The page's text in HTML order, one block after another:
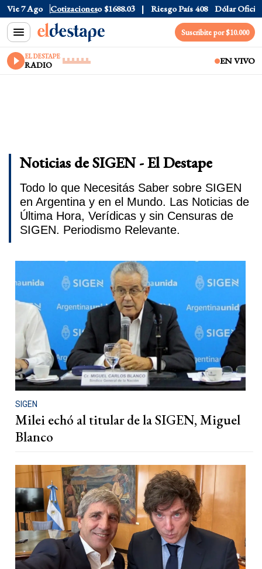
Vie 7 Ago Cotizaciones
CCL $1577.3 Euro $1688.03 Riesgo País 408 Dólar Oficial
Suscribite por $10.000
EL DESTAPE
RADIO EN VIVO
Noticias de SIGEN - El Destape
Todo lo que Necesitás Saber sobre SIGEN
en Argentina y en el Mundo. Las Noticias de
Última Hora, Verídicas y sin Censuras de
SIGEN. Periodismo Relevante.
SIGEN
Milei echó al titular de la SIGEN, Miguel
Blanco